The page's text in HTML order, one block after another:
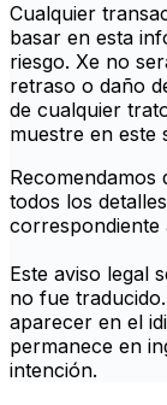
Cualquier
basar en esta
riesgo. Xe no
retraso o daño
de cualquier
muestre en este
Recomendamos
todos los
correspondiente
Este aviso legal
no fue
aparecer en el
permanece en
intención.